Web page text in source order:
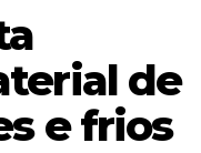
de
e frios